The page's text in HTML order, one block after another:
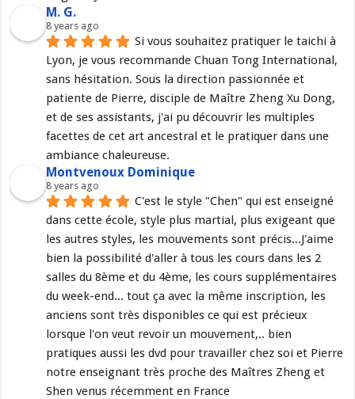
M. G.
8 years ago
Si vous souhaitez pratiquer le taichi à
Lyon, je vous recommande Chuan Tong International,
sans hésitation. Sous la direction passionnée et
patiente de Pierre, disciple de Maître Zheng Xu Dong,
et de ses assistants, j'ai pu découvrir les multiples
facettes de cet art ancestral et le pratiquer dans une
ambiance chaleureuse.
Montvenoux Dominique
8 years ago
C'est le style "Chen" qui est enseigné
dans cette école, style plus martial, plus exigeant que
les autres styles, les mouvements sont précis...J'aime
bien la possibilité d'aller à tous les cours dans les 2
salles du 8ème et du 4ème, les cours supplémentaires
du week-end... tout ça avec la même inscription, les
anciens sont très disponibles ce qui est précieux
lorsque l'on veut revoir un mouvement,.. bien
pratiques aussi les dvd pour travailler chez soi et Pierre
notre enseignant très proche des Maîtres Zheng et
Shen venus récemment en France